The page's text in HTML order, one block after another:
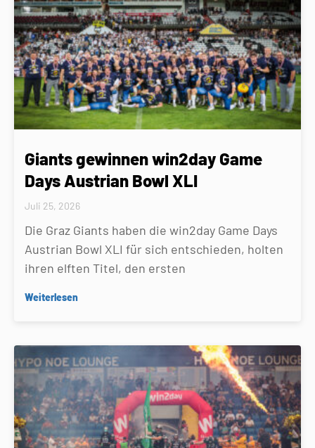
Giants gewinnen win2day Game
Days Austrian Bowl XLI
Juli 25, 2026
Die Graz Giants haben die win2day Game Days
Austrian Bowl XLI für sich entschieden, holten
ihren elften Titel, den ersten
Weiterlesen